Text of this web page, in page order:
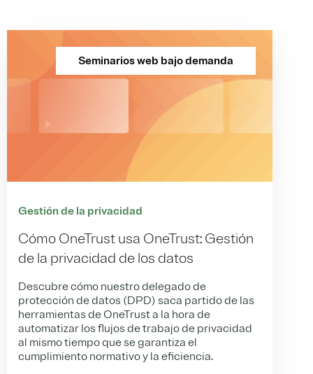
Seminarios web bajo demanda
Gestión de la privacidad
Cómo OneTrust usa OneTrust: Gestión
de la privacidad de los datos
Descubre cómo nuestro delegado de
protección de datos (DPD) saca partido de las
herramientas de OneTrust a la hora de
automatizar los flujos de trabajo de privacidad
al mismo tiempo que se garantiza el
cumplimiento normativo y la eficiencia.